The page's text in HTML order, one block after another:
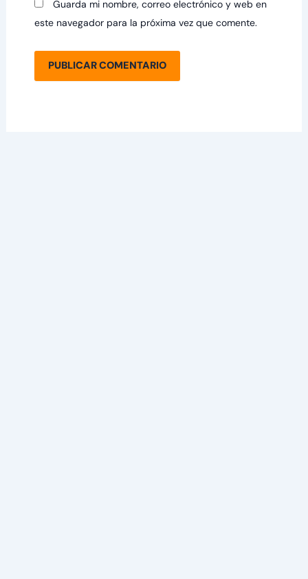
Guarda mi nombre, correo electrónico y web en
este navegador para la próxima vez que comente.